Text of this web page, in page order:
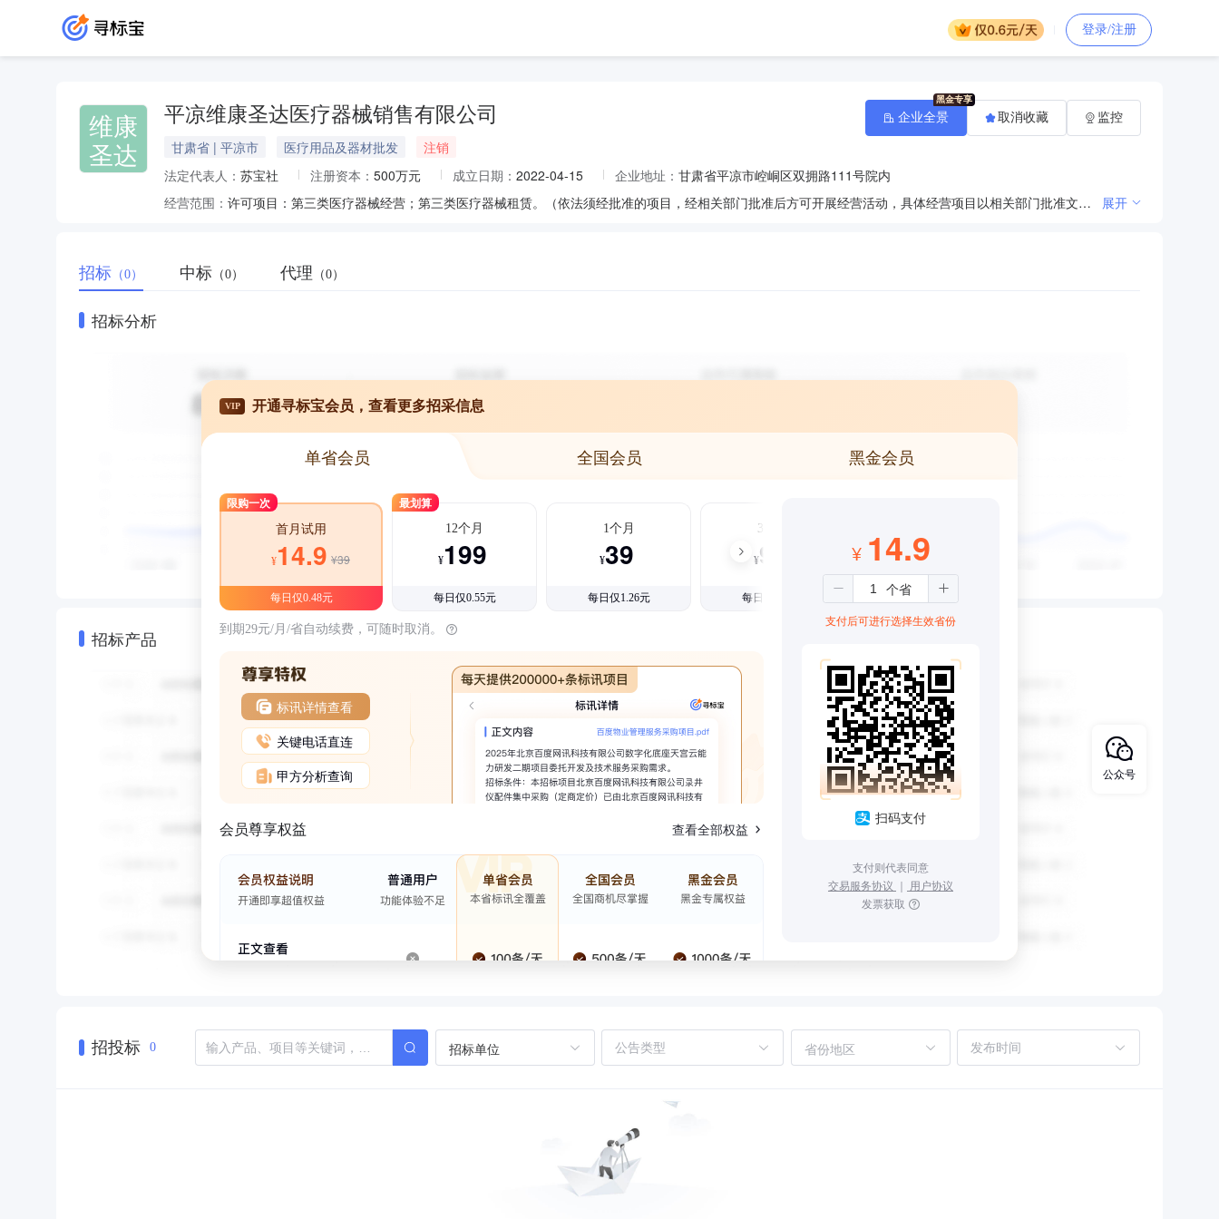
登录/注册
维康
圣达
平凉维康圣达医疗器械销售有限公司
甘肃省 | 平凉市 医疗用品及器材批发
注销
法定代表人： 苏宝社 注册资本： 500万元 成立日期： 2022-04-15 企业地址： 甘肃省平凉市崆峒区双拥路111号院内
经营范围：
许可项目：第三类医疗器械经营；第三类医疗器械租赁。（依法须经批准的项目，经相关部门批准后方可开展经营活动，具体经营项目以相关部门批准文件或许可证件为准）*** 一般项目：第一类医疗器械销售；第二类医疗器械销售；特种劳动防护用品销售；医护人员防护用品批发；医用口罩批发；消毒剂销售（不含危险化学品）；卫生用品和一次性使用医疗用品销售。（除依法须经批准的项目外，凭营业执照依法自主开展经营活动）*** 展开
企业全景 取消收藏 监控
招标 （0） 中标 （0） 代理 （0）
招标分析
招标产品
VIP 开通寻标宝会员，查看更多招采信息
单省会员 全国会员 黑金会员
限购一次
首月试用
¥14.9 ¥39
每日仅0.48元
最划算
12个月
¥199
每日仅0.55元
1个月
¥39
每日仅1.26元
3个月
¥99
每日仅1.08元
到期29元/月/省自动续费，可随时取消。
标讯详情查看
关键电话直连
甲方分析查询
会员尊享权益 查看全部权益
¥ 14.9
支付后可进行选择生效省份
扫码支付
支付则代表同意
交易服务协议 ｜ 用户协议
发票获取
招投标 0 招标单位 省份地区
公众号